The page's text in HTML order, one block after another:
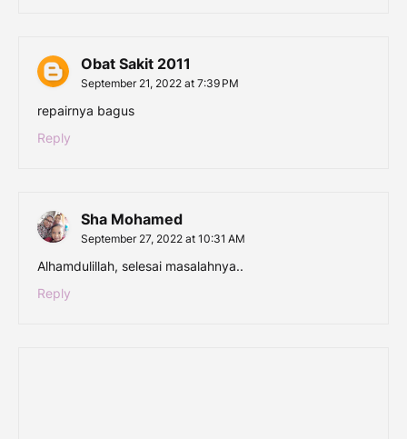
Obat Sakit 2011
September 21, 2022 at 7:39 PM
repairnya bagus
Reply
Sha Mohamed
September 27, 2022 at 10:31 AM
Alhamdulillah, selesai masalahnya..
Reply